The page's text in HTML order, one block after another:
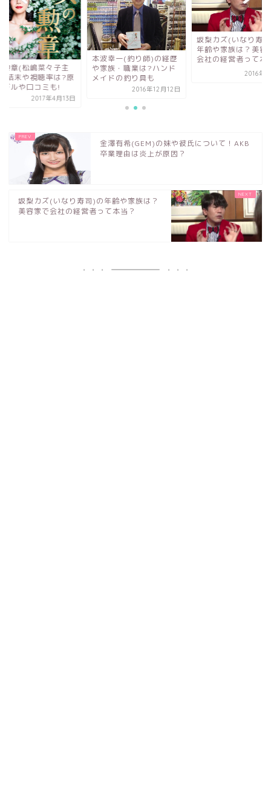
勲章(松嶋菜々子主
結末や視聴率は?原
デルや口コミも!
2017年4月13日
本波幸一(釣り師)の経歴
や家族・職業は?ハンド
メイドの釣り具も
2016年12月12日
坂梨カズ(いなり寿
年齢や家族は？美容
会社の経営者って本
2016年9
金澤有希(GEM)の妹や彼氏について！AKB
卒業理由は炎上が原因？
坂梨カズ(いなり寿司)の年齢や家族は？
美容家で会社の経営者って本当？